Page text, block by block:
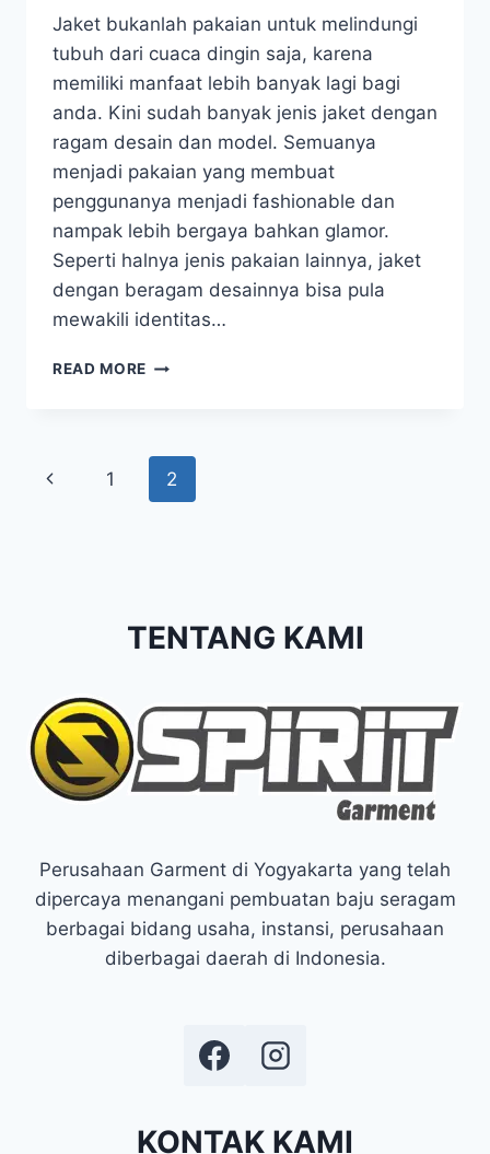
Jaket bukanlah pakaian untuk melindungi
tubuh dari cuaca dingin saja, karena
memiliki manfaat lebih banyak lagi bagi
anda. Kini sudah banyak jenis jaket dengan
ragam desain dan model. Semuanya
menjadi pakaian yang membuat
penggunanya menjadi fashionable dan
nampak lebih bergaya bahkan glamor.
Seperti halnya jenis pakaian lainnya, jaket
dengan beragam desainnya bisa pula
mewakili identitas…
READ MORE BERAGAM
MELENGKAPI
SETIAP
PENAMPILAN
Page
Previous
1 2
TENTANG KAMI
Perusahaan Garment di Yogyakarta yang telah
dipercaya menangani pembuatan baju seragam
berbagai bidang usaha, instansi, perusahaan
diberbagai daerah di Indonesia.
KONTAK KAMI